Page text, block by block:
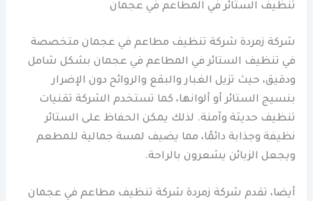
تنظيف الستائر في المطاعم في عجمان
شركة زمردة شركة تنظيف مطاعم في عجمان متخصصة
في تنظيف الستائر في المطاعم في عجمان بشكل شامل
ودقيق، حيث تزيل الغبار والبقع والروائح دون الإضرار
بنسيج الستائر أو ألوانها، كما تستخدم الشركة تقنيات
تنظيف حديثة وآمنة. لذلك يمكن الحفاظ على الستائر
نظيفة وجذابة دائمًا، مما يضيف لمسة جمالية للمطعم
ويجعل الزبائن يشعرون بالراحة.
أيضا، تقدم شركة زمردة شركة تنظيف مطاعم في عجمان